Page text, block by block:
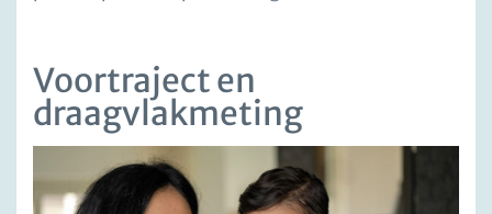
Voortraject en
draagvlakmeting